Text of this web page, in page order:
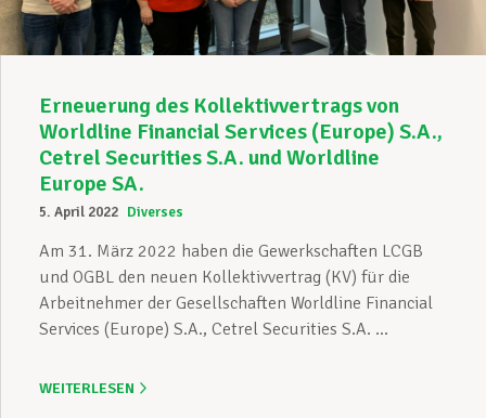
Erneuerung des Kollektivvertrags von
Worldline Financial Services (Europe) S.A.,
Cetrel Securities S.A. und Worldline
Europe SA.
5. April 2022 Diverses
Am 31. März 2022 haben die Gewerkschaften LCGB
und OGBL den neuen Kollektivvertrag (KV) für die
Arbeitnehmer der Gesellschaften Worldline Financial
Services (Europe) S.A., Cetrel Securities S.A. ...
WEITERLESEN